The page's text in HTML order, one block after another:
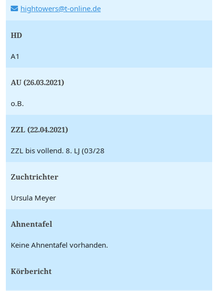
hightowers@t-online.de
HD
A1
AU (26.03.2021)
o.B.
ZZL (22.04.2021)
ZZL bis vollend. 8. LJ (03/28
Zuchtrichter
Ursula Meyer
Ahnentafel
Keine Ahnentafel vorhanden.
Körbericht